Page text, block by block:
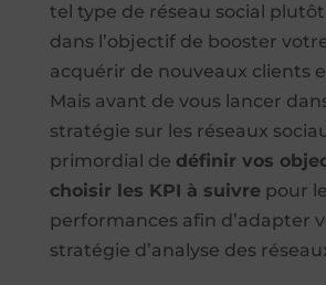
tel type de réseau social
dans l’objectif de booster
acquérir de nouveaux clients
Mais avant de vous lancer
stratégie sur les réseaux
primordial de définir vos
choisir les KPI à suivrepour
performances afin d’adapter
stratégie d’analyse des